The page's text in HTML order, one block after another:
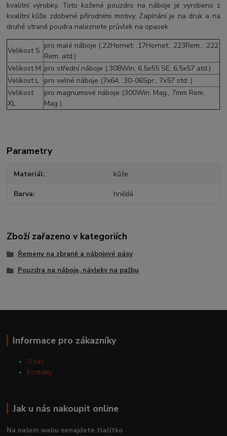
kvalitní výrobky. Toto kožené pouzdro na náboje je vyrobeno z
kvalitní kůže zdobené přírodními motivy. Zapínání je na druk a na
druhé straně poudra naleznete průvlek na opasek.
Velikost S
pro malé náboje (.22Hornet; .17Hornet; .223Rem.; .222
Rem. atd.)
Velikost M pro střední náboje (.308Win, 6,5x55 SE, 6,5x57 atd.)
Velikost L pro velné náboje (7x64, .30-06Spr., 7x57 std. )
Velikost
XL
pro magnumové náboje (300Win. Mag., 7mm Rem.
Mag )
Parametry
Materiál kůže
Barva hnědá
Zboží zařazeno v kategoriích
Řemeny na zbraně a nábojové pásy
Pouzdra na náboje, návleky na pažbu
Informace pro zákazníky
O nás
Kontakty
Jak u nás nakoupit online
Na našem webu nenajdete tlačítko